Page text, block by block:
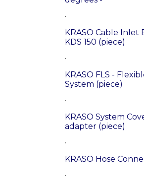
.
KRASO Cable Inlet
KDS 150 (piece)
.
KRASO FLS -
System (piece)
.
KRASO System
adapter (piece)
.
KRASO Hose
.